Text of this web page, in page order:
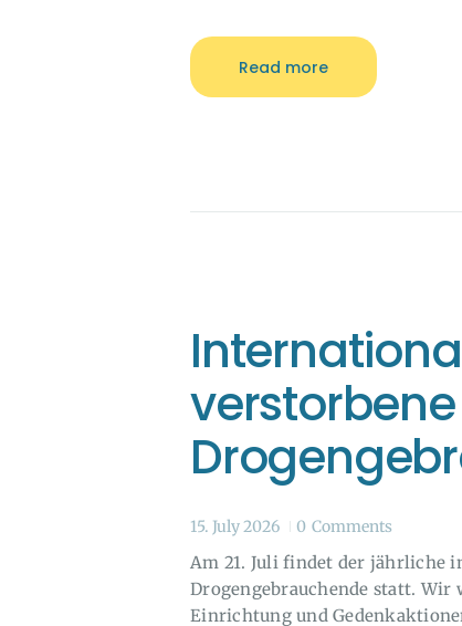
Read more
verstorbene
15. July 2026 0 Comments
Am 21. Juli findet der jährliche
Drogengebrauchende statt.
Einrichtung und